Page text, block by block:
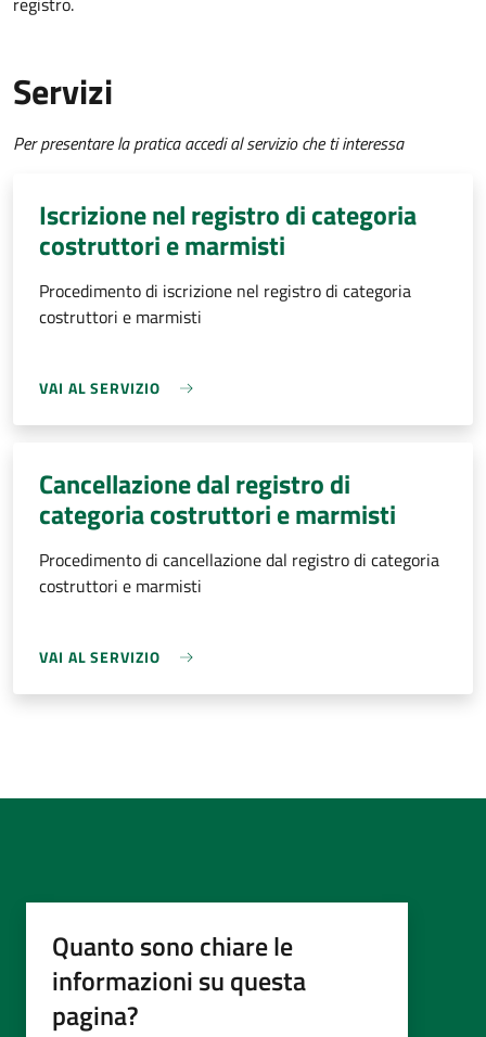
Servizi
Per presentare la pratica accedi al servizio che ti interessa
Iscrizione nel registro di categoria
costruttori e marmisti
Procedimento di iscrizione nel registro di categoria
costruttori e marmisti
VAI AL SERVIZIO
Cancellazione dal registro di
categoria costruttori e marmisti
Procedimento di cancellazione dal registro di categoria
costruttori e marmisti
VAI AL SERVIZIO
Quanto sono chiare le
informazioni su questa
pagina?